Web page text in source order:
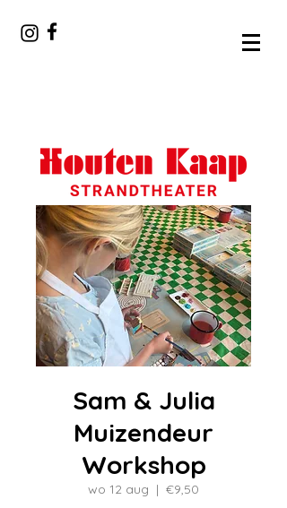
Sam & Julia
Muizendeur
Workshop
wo 12 aug
  |
€9,50